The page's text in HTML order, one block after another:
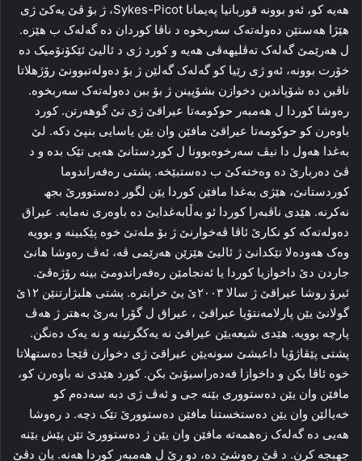
هه‌یه‌ کو، ئه‌و بوونه‌ قوربانیا په‌یمانا Sykes-Picot، ژ بۆ ڤێ یه‌کێ ژی
هێژا هه‌ستێن ده‌وله‌ته‌ک سه‌ربخوه‌ د ناڤا کوردان ده‌ گه‌له‌ک ب هێزه‌.
ل هه‌رێمێ گه‌له‌ک ته‌ڤلیهه‌ڤی هه‌یه‌ و کورد ژی د ئالیێ ئێکۆنۆمیک ده‌
خۆرت بوونه‌، ئه‌و ژی رێیا کو گه‌له‌ک گه‌لێن ژ بۆ ده‌وله‌تبوونێ رۆژهلاتا
ناڤین ده‌ شۆپاندین دخوازن بشۆپینن ژ بۆ ببن ده‌وله‌ته‌ک سه‌ربخوه‌.
ره‌وشا کوردا ل هەمبه‌ر حوکومه‌تا عیراقێ ژی تێ گوهه‌رتن. کورد
باوه‌رن کو حوکومه‌تا عیراقێ مافێن وان یێن یاسایی بنپێ دکه‌. لێ
به‌غدا هه‌ول دا نیڤ سه‌رخوه‌بوونا ل کوردستانێ هه‌یی تێک بده‌ و د
ڤێ ده‌ربارێ ده‌ وه‌خته‌کێ ب ده‌ستبێخه‌. پشتی رەفه‌راندوما
کوردستانێ، هێژی به‌غدا مافێن کوردا یێن لگور ده‌ستوورێ بجھ
نه‌کرنه‌. هێدی ناڤبه‌را کوردا ئو به‌ڵا‎بەغدایێ ده‌ باوه‌ری نه‌مایه‌. عیراق
ده‌وله‌ته‌که‌ کو نکارێ ئاڤا ڤه‌خوارنێ ژ بۆ مله‌تێ خوه‌ پێکبینه‌ و بوویه‌
وه‌ک هه‌وده‌لا تێکدانێ ژ ئالیێ هێزێن هه‌رێمی ڤه‌، ئه‌ڤ رەوشا هانێ
جاردن دێ داخوازیا کوردا یا ئه‌نجامێن رەفه‌راندومێ بینە رۆژه‌ڤێ.
ئیرۆ روشا عیراقێ ژ سالا ٢٠٠٣ێ یێ خرابتره‌. پشتی هلبژارتنێن ١٢ێ
گولانێ یێن پارلامەنتۆیا عیراقێ ، عیراق ل گۆرا به‌رێ به‌هتر ژ هه‌ڤ
پارچه‌ بوویه‌. هێدی شیعه‌یێن عیراقێ نه‌ یه‌کگرتینه‌ و نه‌ یه‌ک ده‌نگن.
پشتی پێڤاژۆیا داعیشێ سونه‌یێن عیراقێ ژی دخوازن ڤێجا ده‌ستهلاتا
خوه‌ ئاڤا بکن و داخوازا فه‌ده‌راسیۆنێ بکن. کورد هێدی نه‌ باوه‌رن کو،
مافێن وان یێن ده‌ستووری بێنه‌ جی و ئه‌ڤ ژی دبه‌ سه‌ده‌م کو
خه‌یالێن وان یێن ده‌ستخستنا مافێن ده‌ستوورێ تێک دچه‌. د رەوشا
هه‌یی ده‌ گه‌له‌ک زه‌همه‌ته‌ مافێن وان یێن ژ ده‌ستوورێ تێن پێش بێنه‌
جهبجه کرن. د ڤێ رەوشێ ده‌، دو رێ ل هەمبه‌ر کوردا هه‌نه‌. یان دڤێ